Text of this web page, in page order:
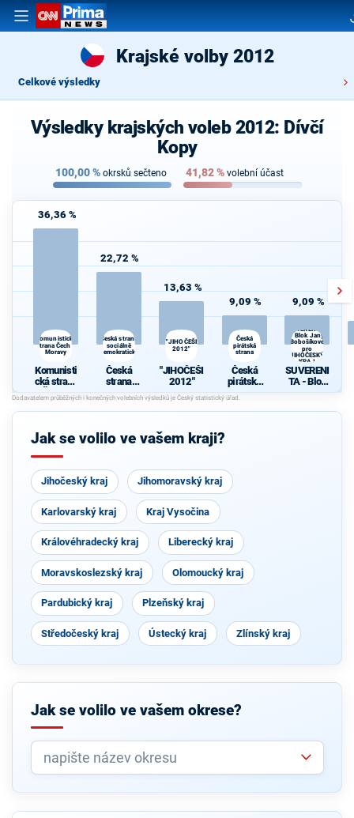
Krajské volby 2012
Celkové výsledky
Výsledky krajských voleb 2012: Dívčí
Kopy
100,00% okrsků sečteno 41,82% volební účast
36,36 %
Komunistická
strana Čech a
Moravy
Komunisti
cká strana
Čech a
Moravy
22,72 %
Česká strana
sociálně
demokratická
Česká
strana
sociálně
demokrati
cká
13,63 %
"JIHOČEŠI
2012"
"JIHOČEŠI
2012"
9,09 %
Česká
pirátská
strana
Česká
pirátská
strana
9,09 %
SUVERENITA
- Blok Jany
Bobošíkové
pro
JIHOČESKÝ
KRAJ
SUVERENI
TA - Blok
Jany
é pro
Volte Pravý Blok-
Jak se volilo ve vašem kraji?
Jihočeský kraj Jihomoravský kraj
Karlovarský kraj Kraj Vysočina
Královéhradecký kraj Liberecký kraj
Moravskoslezský kraj Olomoucký kraj
Pardubický kraj Plzeňský kraj
Středočeský kraj Ústecký kraj Zlínský kraj
Jak se volilo ve vašem okrese?